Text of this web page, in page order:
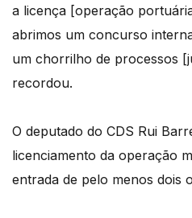
a licença [operação
abrimos um concurso
um chorrilho de processos
recordou.
O deputado do CDS Rui
licenciamento da operação
entrada de pelo menos dois